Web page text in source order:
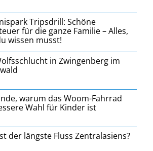
Tripsdrill: Schöne
für die ganze Familie – Alles,
wissen musst!
in Zwingenberg im
warum das Woom-Fahrrad
Wahl für Kinder ist
der längste Fluss Zentralasiens?